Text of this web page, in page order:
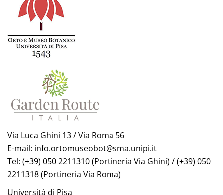
Via Luca Ghini 13 / Via Roma 56
E-mail: info.ortomuseobot@sma.unipi.it
Tel: (+39) 050 2211310 (Portineria Via Ghini) / (+39) 050
2211318 (Portineria Via Roma)
Università di Pisa